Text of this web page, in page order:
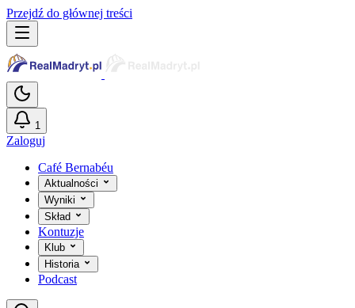
Przejdź do głównej treści
1
Zaloguj
Café Bernabéu
Aktualności
Wyniki
Skład
Kontuzje
Klub
Historia
Podcast